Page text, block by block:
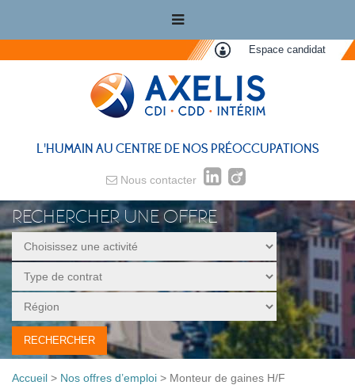
Espace candidat
L'HUMAIN AU CENTRE DE NOS PRÉOCCUPATIONS
Nous contacter
RECHERCHER UNE OFFRE
Accueil > Nos offres d’emploi > Monteur de gaines H/F